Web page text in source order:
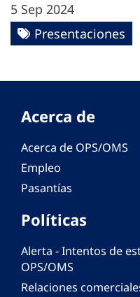
5 Sep 2024
Presentaciones
Acerca de
Acerca de OPS/OMS
Empleo
Pasantías
Políticas
Alerta - Intentos de
OPS/OMS
Relaciones